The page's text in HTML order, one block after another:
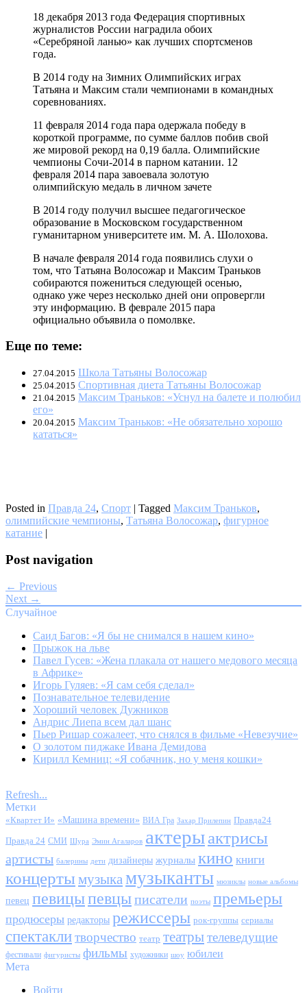
18 декабря 2013 года Федерация спортивных
журналистов России наградила обоих
«Серебряной ланью» как лучших спортсменов
года.
В 2014 году на Зимних Олимпийских играх
Татьяна и Максим стали чемпионами в командных
соревнованиях.
11 февраля 2014 года пара одержала победу в
короткой программе, по сумме баллов побив свой
же мировой рекорд на 0,19 балла. Олимпийские
чемпионы Сочи-2014 в парном катании. 12
февраля 2014 пара завоевала золотую
олимпийскую медаль в личном зачете
В 2014 году получил высшее педагогическое
образование в Московском государственном
гуманитарном университете им. М. А. Шолохова.
В начале февраля 2014 года появились слухи о
том, что Татьяна Волосожар и Максим Траньков
собираются пожениться следующей осенью,
однако уже через несколько дней они опровергли
эту информацию. В феврале 2015 пара
официально объявила о помолвке.
Еще по теме:
27.04.2015 Школа Татьяны Волосожар
25.04.2015 Спортивная диета Татьяны Волосожар
21.04.2015 Максим Траньков: «Уснул на балете и полюбил
его»
20.04.2015 Максим Траньков: «Не обязательно хорошо
кататься»
Posted in Правда 24, Спорт | Tagged Максим Траньков,
олимпийские чемпионы, Татьяна Волосожар, фигурное
катание |
Post navigation
← Previous
Next →
Случайное
Саид Багов: «Я бы не снимался в нашем кино»
Прыжок на льве
Павел Гусев: «Жена плакала от нашего медового месяца
в Африке»
Игорь Гуляев: «Я сам себя сделал»
Познавательное телевидение
Хороший человек Дужников
Андрис Лиепа всем дал шанс
Пьер Ришар сожалеет, что снялся в фильме «Невезучие»
О золотом пиджаке Ивана Демидова
Кирилл Кемниц: «Я собачник, но у меня кошки»
Refresh...
Метки
«Квартет И» «Машина времени» ВИА Гра Захар Прилепин Правда24
Правда 24 СМИ Шура Эмин Агаларов актерыактрисы
артисты балерины дети дизайнеры журналы кино книги
концерты музыка музыканты мюзиклы новые альбомы
певец певицыпевцыписатели поэты премьеры
продюсеры редакторы режиссеры рок-группы сериалы
спектаклитворчество театр театрытелеведущие
фестивали фигуристы фильмы художники шоу юбилеи
Мета
Войти